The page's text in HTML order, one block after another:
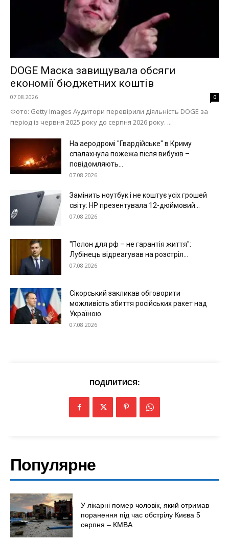
DOGE Маска завищувала обсяги
економії бюджетних коштів
07.08.2026 0
Фото: Getty Images Аудитори перевірили діяльність DOGE за
період із червня 2025 року до серпня 2026 року. ...
На аеродромі "Гвардійське" в Криму
спалахнула пожежа після вибухів –
повідомляють...
07.08.2026
Замінить ноутбук і не коштує усіх грошей
світу: HP презентувала 12-дюймовий...
07.08.2026
"Полон для рф – не гарантія життя":
Лубінець відреагував на розстріл...
07.08.2026
Сікорський закликав обговорити
можливість збиття російських ракет над
Україною
07.08.2026
ПОДІЛИТИСЯ:
Популярне
У лікарні помер чоловік, який отримав
поранення під час обстрілу Києва 5
серпня – КМВА